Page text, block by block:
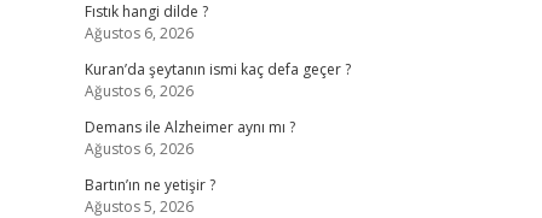
Fıstık hangi dilde ?
Ağustos 6, 2026
Kuran’da şeytanın ismi kaç defa geçer ?
Ağustos 6, 2026
Demans ile Alzheimer aynı mı ?
Ağustos 6, 2026
Bartın’ın ne yetişir ?
Ağustos 5, 2026